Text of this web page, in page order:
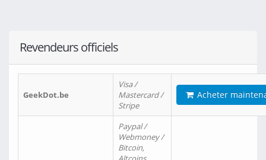
Revendeurs officiels
GeekDot.be
Visa /
Mastercard /
Stripe
Acheter
Paypal /
Webmoney /
Bitcoin,